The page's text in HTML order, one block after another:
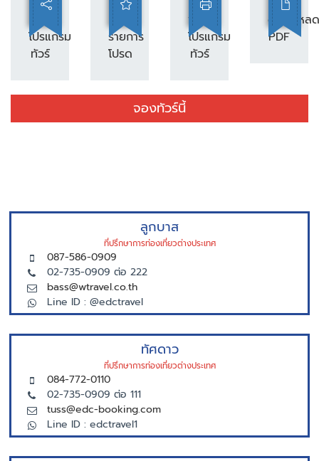
แชร์
โปรแกรม
ทัวร์
เพิ่ม
รายการ
โปรด
พิมพ์
โปรแกรม
ทัวร์
ดาวน์โหลด
PDF
จองทัวร์นี้
ลูกบาส
ที่ปรึกษาการท่องเที่ยวต่างประเทศ
087-586-0909
02-735-0909 ต่อ 222
bass@wtravel.co.th
Line ID : @edctravel
ทัศดาว
ที่ปรึกษาการท่องเที่ยวต่างประเทศ
084-772-0110
02-735-0909 ต่อ 111
tuss@edc-booking.com
Line ID : edctravel1